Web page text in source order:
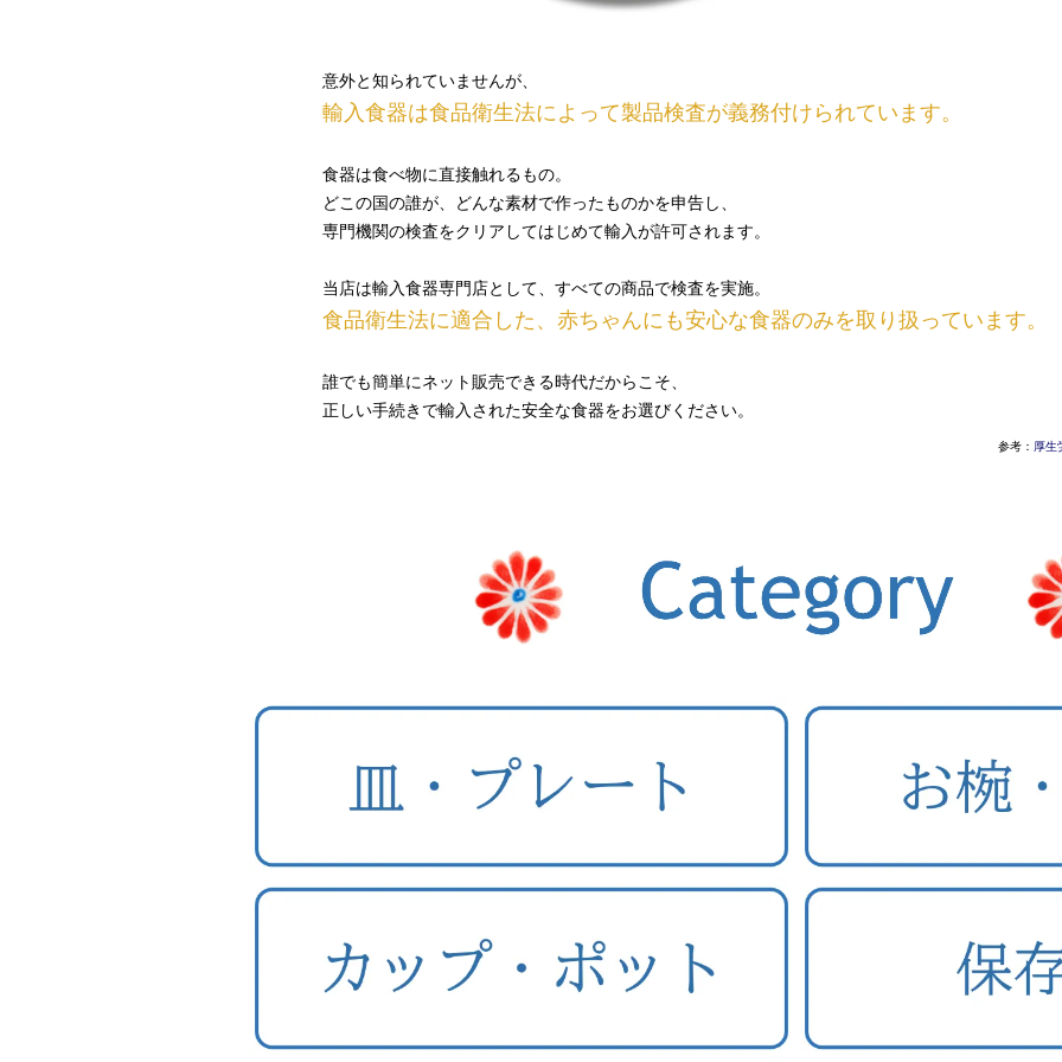
意外と知られていませんが、
輸入食器は食品衛生法によって製品検査が義務付けられています。
食器は食べ物に直接触れるもの。
どこの国の誰が、どんな素材で作ったものかを申告し、
専門機関の検査をクリアしてはじめて輸入が許可されます。
当店は輸入食器専門店として、すべての商品で検査を実施。
食品衛生法に適合した、赤ちゃんにも安心な食器のみを取り扱っています。
誰でも簡単にネット販売できる時代だからこそ、
正しい手続きで輸入された安全な食器をお選びください。
参考： 厚生